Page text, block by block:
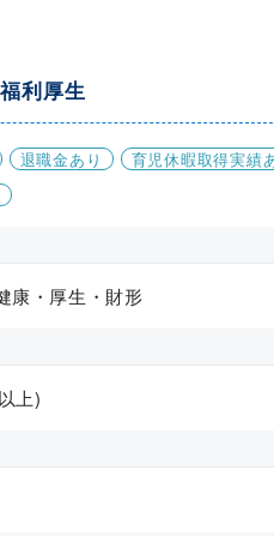
利厚生
退職金あり 育児休暇取得実績
康・厚生・財形
上)